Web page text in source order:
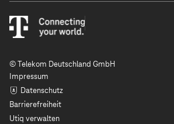
© Telekom Deutschland GmbH
Impressum
Datenschutz
Barrierefreiheit
Utiq verwalten